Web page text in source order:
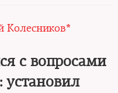
Колесников*
с вопросами
установил